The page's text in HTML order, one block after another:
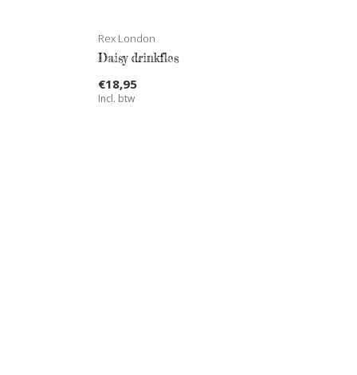
Rex London
Daisy drinkfles
€18,95
Incl. btw